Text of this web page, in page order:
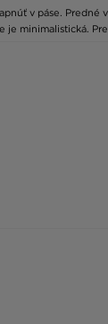
v páse.
minimalistická.